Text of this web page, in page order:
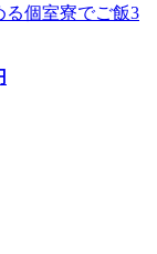
個室寮でご飯3